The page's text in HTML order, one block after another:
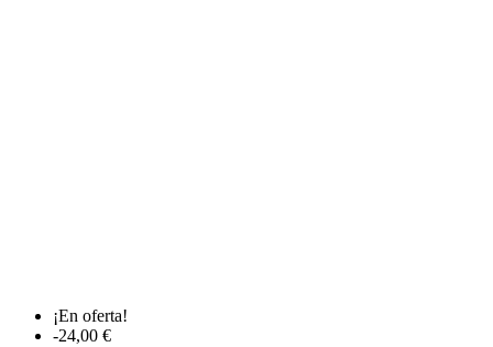
¡En oferta!
-24,00 €